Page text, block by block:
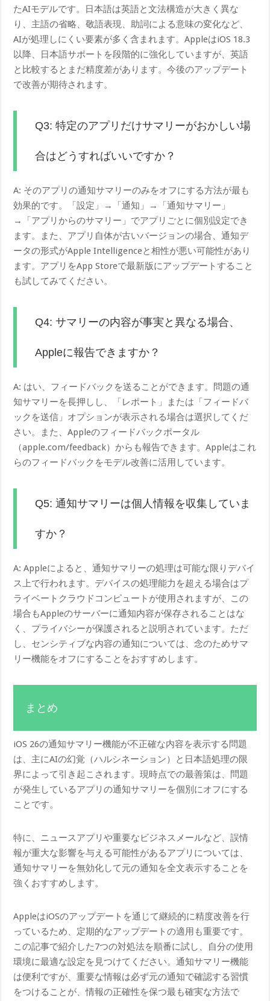
たAIモデルです。日本語は英語と文法構造が大きく異な
り、主語の省略、敬語表現、助詞による意味の変化など、
AIが処理しにくい要素が多く含まれます。AppleはiOS 18.3
以降、日本語サポートを段階的に強化していますが、英語
と比較するとまだ精度差があります。今後のアップデート
で改善が期待されます。
Q3: 特定のアプリだけサマリーがおかしい場
合はどうすればいいですか？
A: そのアプリの通知サマリーのみをオフにする方法が最も
効果的です。「設定」→「通知」→「通知サマリー」
→「アプリからのサマリー」でアプリごとに個別設定でき
ます。また、アプリ自体が古いバージョンの場合、通知デ
ータの形式がApple Intelligenceと相性が悪い可能性があり
ます。アプリをApp Storeで最新版にアップデートすること
も試してみてください。
Q4: サマリーの内容が事実と異なる場合、
Appleに報告できますか？
A: はい、フィードバックを送ることができます。問題の通
知サマリーを長押しし、「レポート」または「フィードバ
ックを送信」オプションが表示される場合は選択してくだ
さい。また、Appleのフィードバックポータル
（apple.com/feedback）からも報告できます。Appleはこれ
らのフィードバックをモデル改善に活用しています。
Q5: 通知サマリーは個人情報を収集していま
すか？
A: Appleによると、通知サマリーの処理は可能な限りデバイ
ス上で行われます。デバイスの処理能力を超える場合はプ
ライベートクラウドコンピュートが使用されますが、この
場合もAppleのサーバーに通知内容が保存されることはな
く、プライバシーが保護されると説明されています。ただ
し、センシティブな内容の通知については、念のためサマ
リー機能をオフにすることをおすすめします。
まとめ
iOS 26の通知サマリー機能が不正確な内容を表示する問題
は、主にAIの幻覚（ハルシネーション）と日本語処理の限
界によって引き起こされます。現時点での最善策は、問題
が発生しているアプリの通知サマリーを個別にオフにする
ことです。
特に、ニュースアプリや重要なビジネスメールなど、誤情
報が重大な影響を与える可能性があるアプリについては、
通知サマリーを無効化して元の通知を全文表示することを
強くおすすめします。
AppleはiOSのアップデートを通じて継続的に精度改善を行
っているため、定期的なアップデートの適用も重要です。
この記事で紹介した7つの対処法を順番に試し、自分の使用
環境に最適な設定を見つけてください。通知サマリー機能
は便利ですが、重要な情報は必ず元の通知で確認する習慣
をつけることが、情報の正確性を保つ最も確実な方法で